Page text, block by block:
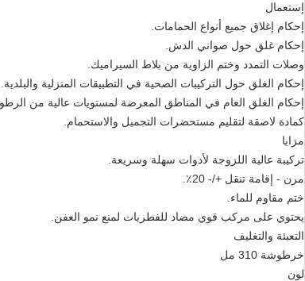
إستعمال
إحكام إغلاق جميع أنواع الحمامات.
إحكام غلق حول صواني الدش.
وصلات التمدد وختم الزاوية من بلاط السيراميك.
إحكام الغلق حول التركيبات الصحية في التطبيقات المنزلية والبلدية.
إحكام الغلق العام في المناطق المعرضة لمستويات عالية من
كمادة لاصقة لتقليم مستحضرات التجميل والاستحمام.
مزايا
تركيبة عالية اللزوجة لأدوات سهلة وسريعة.
مرن - إقامة تنقل +/- 20٪.
ختم مقاوم للماء.
يحتوي على مركب قوي مضاد للفطريات لمنع نمو العفن.
التعبئة والتغليف
خرطوشة 310 مل
لون